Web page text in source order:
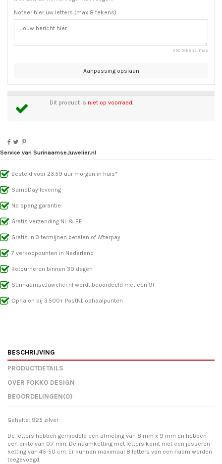
Noteer hier uw letters (max 8 tekens)
250 tekens. max
Aanpassing opslaan
Dit product is niet op voorraad.
Service van SurinaamseJuwelier.nl
Besteld voor 23.59 uur morgen in huis*
SameDay levering
No spang garantie
Gratis verzending NL & BE
Gratis in 3 termijnen betalen of Afterpay
7 verkooppunten in Nederland
Retourneren binnen 30 dagen
SurinaamseJuwelier.nl wordt beoordeeld met een 9!
Ophalen bij 3.500+ PostNL ophaalpunten
BESCHRIJVING
PRODUCTDETAILS
OVER FOKKO DESIGN
BEOORDELINGEN(0)
Gehalte: 925 zilver
De letters hebben gemiddeld een afmeting van 8 mm x 9 mm en hebben
een dikte van 0.7 mm. De naamketting met letters komt met een jasseron
ketting van 45-50 cm. Er kunnen maximaal 8 letters van een naam worden
toegevoegd.